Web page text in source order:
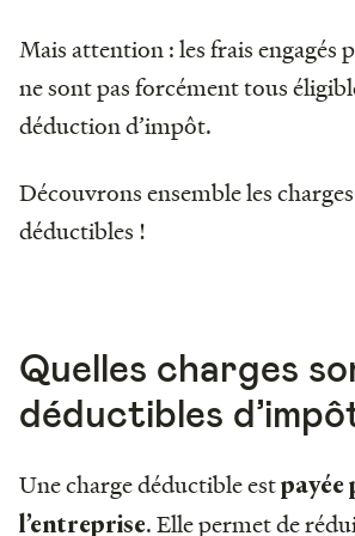
Mais attention : les frais engagés
ne sont pas forcément tous
déduction d’impôt.
Découvrons ensemble les
déductibles !
Quelles charges
déductibles
Une charge déductible estpayée
l’entreprise. Elle permet de